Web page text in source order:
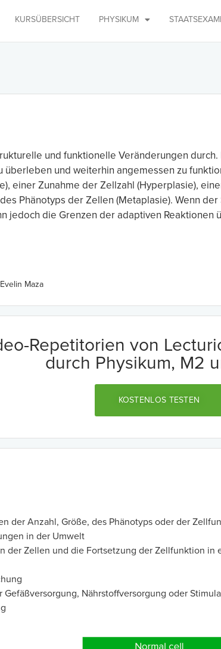
KURSÜBERSICHT PHYSIKUM
und funktionelle Veränderungen
und weiterhin angemessen zu
einer Zunahme der Zellzahl (Hyperplasie),
Phänotyps der Zellen (Metaplasie). Wenn
jedoch die Grenzen der adaptiven
Evelin Maza
Repetitorien von
durch Physikum, M2
KOSTENLOS TESTEN
der Anzahl, Größe, des Phänotyps oder der
in der Umwelt
der Zellen und die Fortsetzung der Zellfunktion in
Gefäßversorgung, Nährstoffversorgung oder